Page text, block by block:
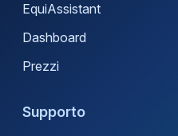
EquiAssistant
Dashboard
Prezzi
Supporto